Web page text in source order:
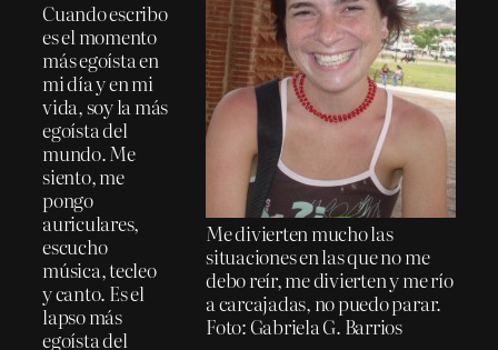
Me divierten mucho las
situaciones en las que no me
debo reír, me divierten y me río
a carcajadas, no puedo parar.
Foto: Gabriela G. Barrios
Cuando escribo
es el momento
más egoísta en
mi día y en mi
vida, soy la más
egoísta del
mundo. Me
siento, me
pongo
auriculares,
escucho
música, tecleo
y canto. Es el
lapso más
egoísta del